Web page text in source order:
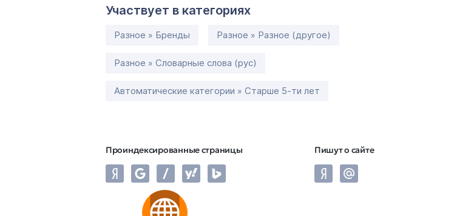
Участвует в категориях
Разное » Бренды Разное » Разное (другое)
Разное » Словарные слова (рус)
Автоматические категории » Старше 5-ти лет
Проиндексированные страницы Пишут о сайте